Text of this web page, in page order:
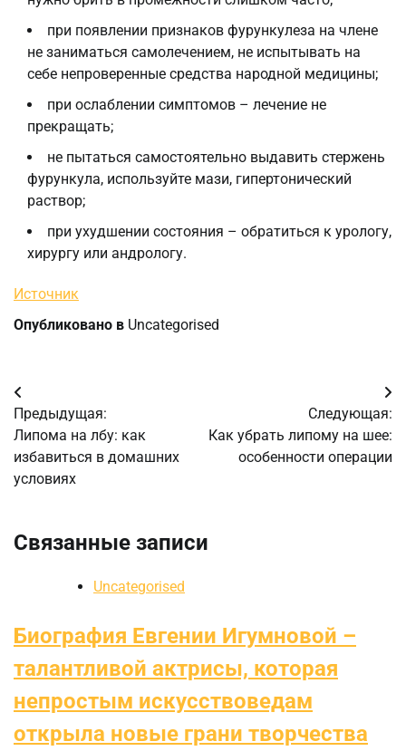
при появлении признаков фурункулеза на члене
не заниматься самолечением, не испытывать на
себе непроверенные средства народной медицины;
при ослаблении симптомов – лечение не
прекращать;
не пытаться самостоятельно выдавить стержень
фурункула, используйте мази, гипертонический
раствор;
при ухудшении состояния – обратиться к урологу,
хирургу или андрологу.
Источник
Опубликовано в Uncategorised
Навигация
по
записям
Предыдущая:
Липома на лбу: как
избавиться в домашних
условиях
Следующая:
Как убрать липому на шее:
особенности операции
Связанные записи
Uncategorised
Биография Евгении Игумновой –
талантливой актрисы, которая
непростым искусствоведам
открыла новые грани творчества